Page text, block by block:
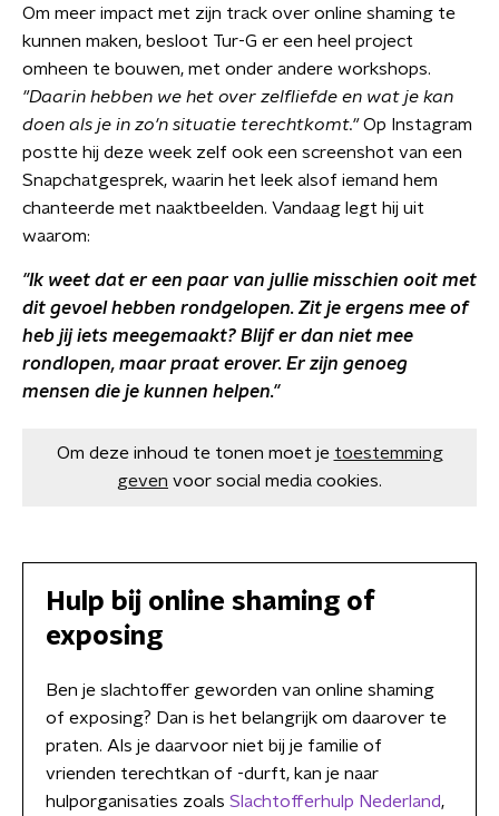
Om meer impact met zijn track over online shaming te
kunnen maken, besloot Tur-G er een heel project
omheen te bouwen, met onder andere workshops.
"Daarin hebben we het over zelfliefde en wat je kan
doen als je in zo'n situatie terechtkomt."Op Instagram
postte hij deze week zelf ook een screenshot van een
Snapchatgesprek, waarin het leek alsof iemand hem
chanteerde met naaktbeelden. Vandaag legt hij uit
waarom:
"Ik weet dat er een paar van jullie misschien ooit met
dit gevoel hebben rondgelopen. Zit je ergens mee of
heb jij iets meegemaakt? Blijf er dan niet mee
rondlopen, maar praat erover. Er zijn genoeg
mensen die je kunnen helpen."
Om deze inhoud te tonen moet je toestemming
geven voor social media cookies.
Hulp bij online shaming of
exposing
Ben je slachtoffer geworden van online shaming
of exposing? Dan is het belangrijk om daarover te
praten. Als je daarvoor niet bij je familie of
vrienden terechtkan of -durft, kan je naar
hulporganisaties zoals Slachtofferhulp Nederland,